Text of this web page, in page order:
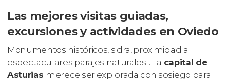
Las mejores visitas guiadas,
excursiones y actividades en Oviedo
Monumentos históricos, sidra, proximidad a
espectaculares parajes naturales... La capital de
Asturias merece ser explorada con sosiego para